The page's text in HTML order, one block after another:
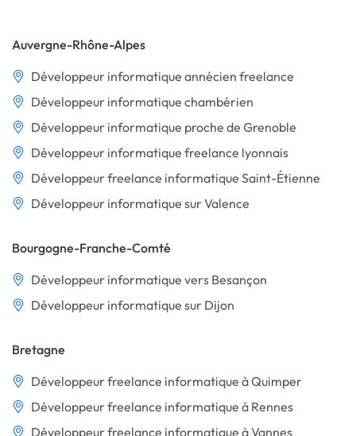
Auvergne-Rhône-Alpes
Développeur informatique annécien freelance
Développeur informatique chambérien
Développeur informatique proche de Grenoble
Développeur informatique freelance lyonnais
Développeur freelance informatique Saint-Étienne
Développeur informatique sur Valence
Bourgogne-Franche-Comté
Développeur informatique vers Besançon
Développeur informatique sur Dijon
Bretagne
Développeur freelance informatique à Quimper
Développeur freelance informatique à Rennes
Développeur freelance informatique à Vannes